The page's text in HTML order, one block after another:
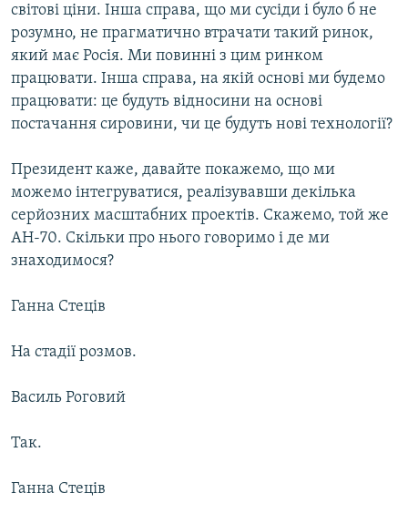
світові ціни. Інша справа, що ми сусіди і було б не
розумно, не прагматично втрачати такий ринок,
який має Росія. Ми повинні з цим ринком
працювати. Інша справа, на якій основі ми будемо
працювати: це будуть відносини на основі
постачання сировини, чи це будуть нові технології?
Президент каже, давайте покажемо, що ми
можемо інтегруватися, реалізувавши декілька
серйозних масштабних проектів. Скажемо, той же
АН-70. Скільки про нього говоримо і де ми
знаходимося?
Ганна Стеців
На стадії розмов.
Василь Роговий
Так.
Ганна Стеців